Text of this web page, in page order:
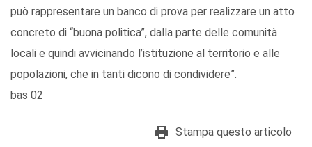
può rappresentare un banco di prova per realizzare un atto
concreto di “buona politica”, dalla parte delle comunità
locali e quindi avvicinando l’istituzione al territorio e alle
popolazioni, che in tanti dicono di condividere”.
bas 02
Stampa questo articolo